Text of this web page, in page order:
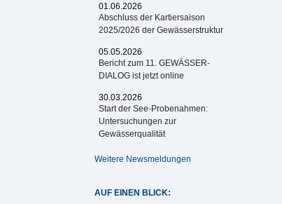
01.06.2026
Abschluss der Kartiersaison
2025/2026 der Gewässerstruktur
05.05.2026
Bericht zum 11. GEWÄSSER-
DIALOG ist jetzt online
30.03.2026
Start der See-Probenahmen:
Untersuchungen zur
Gewässerqualität
Weitere Newsmeldungen
AUF EINEN BLICK: